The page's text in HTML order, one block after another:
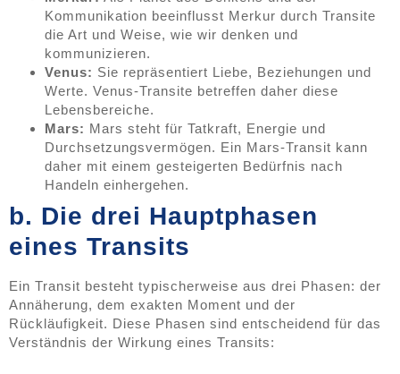
Kommunikation beeinflusst Merkur durch Transite
die Art und Weise, wie wir denken und
kommunizieren.
Venus: Sie repräsentiert Liebe, Beziehungen und
Werte. Venus-Transite betreffen daher diese
Lebensbereiche.
Mars: Mars steht für Tatkraft, Energie und
Durchsetzungsvermögen. Ein Mars-Transit kann
daher mit einem gesteigerten Bedürfnis nach
Handeln einhergehen.
b. Die drei Hauptphasen
eines Transits
Ein Transit besteht typischerweise aus drei Phasen: der
Annäherung, dem exakten Moment und der
Rückläufigkeit. Diese Phasen sind entscheidend für das
Verständnis der Wirkung eines Transits: